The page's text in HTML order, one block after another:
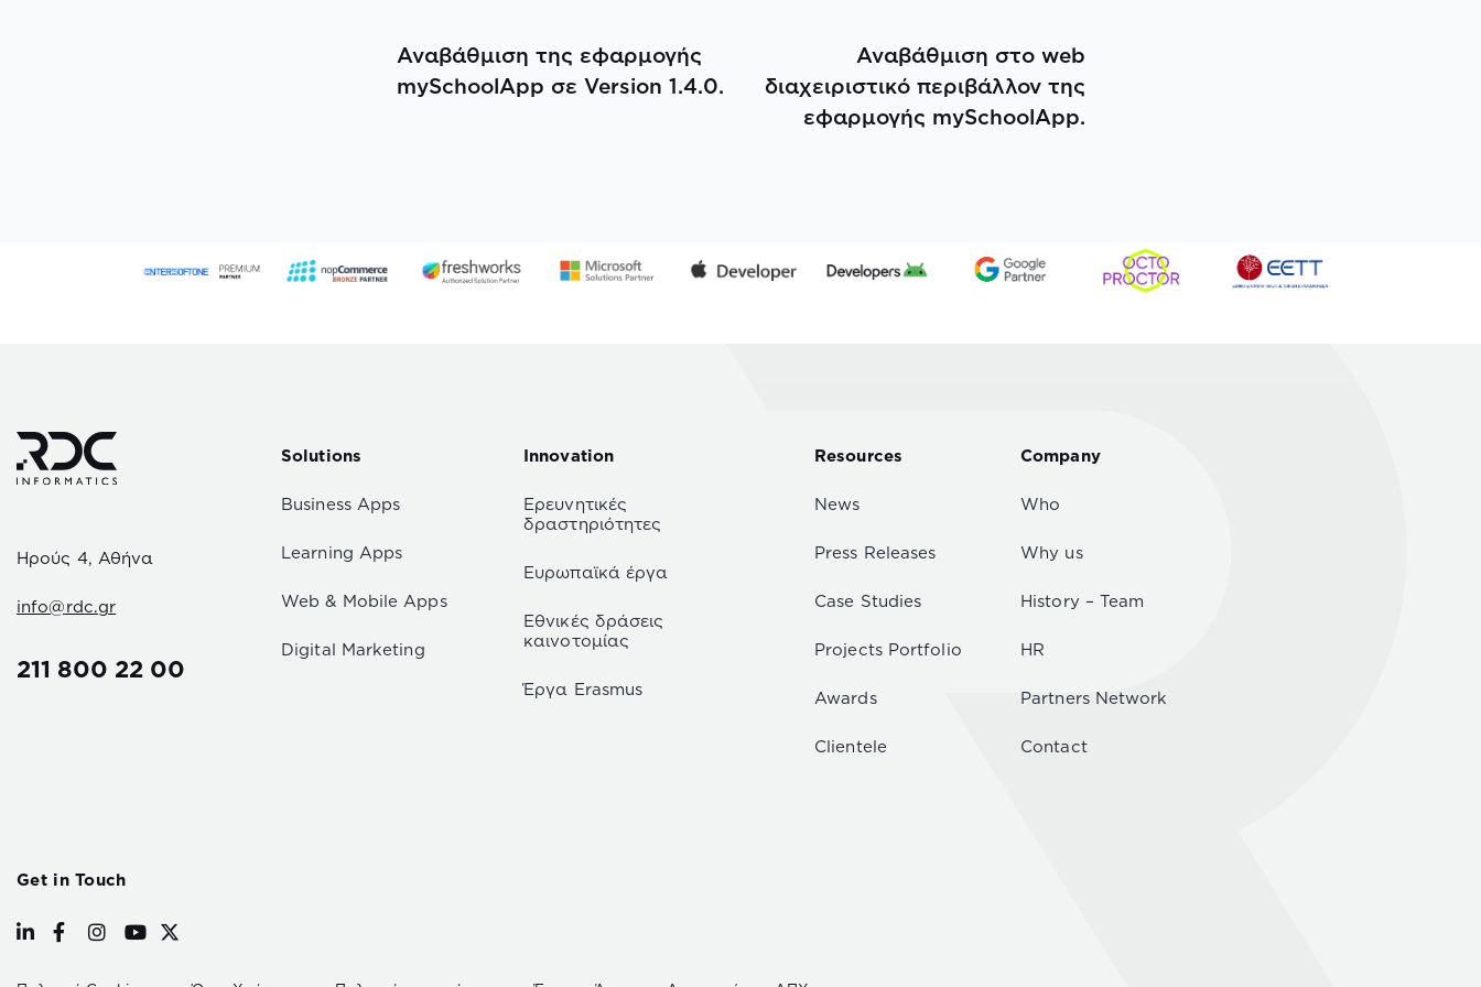
Αναβάθμιση της εφαρμογής
mySchoolApp σε Version 1.4.0.
Αναβάθμιση στο web
διαχειριστικό περιβάλλον της
εφαρμογής mySchoolApp.
Ηρούς 4, Αθήνα
info@rdc.gr
211 800 22 00
Solutions
Business Apps
Learning Apps
Web & Mobile Apps
Digital Marketing
Innovation
Ερευνητικές
δραστηριότητες
Ευρωπαϊκά έργα
Εθνικές δράσεις
καινοτομίας
Έργα Erasmus
Resources
News
Press Releases
Case Studies
Projects Portfolio
Awards
Clientele
Company
Who
Why us
History – Team
HR
Partners Network
Contact
Get in Touch